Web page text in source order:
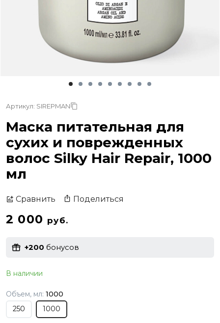
Артикул: SIREPMAN
Маска питательная для
сухих и поврежденных
волос Silky Hair Repair, 1000
мл
Сравнить Поделиться
2 000 руб.
+200 бонусов
В наличии
Объем, мл: 1000
250
1000